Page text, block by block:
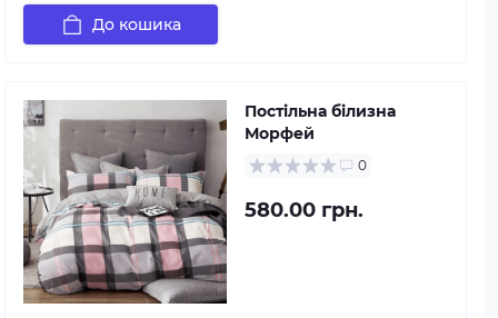
До кошика
Постільна білизна
Морфей
0
580.00 грн.